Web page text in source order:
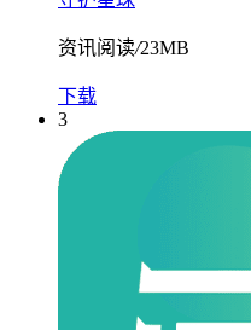
资讯阅读/23MB
下载
3